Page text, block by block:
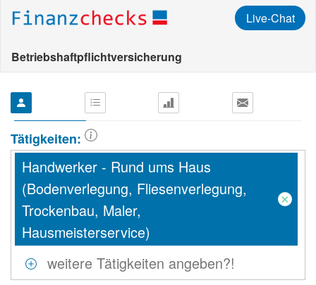
Betriebshaftpflichtversicherung
Tätigkeiten:
Handwerker - Rund ums Haus
(Bodenverlegung, Fliesenverlegung,
Trockenbau, Maler,
Hausmeisterservice)
×
Live-Chat